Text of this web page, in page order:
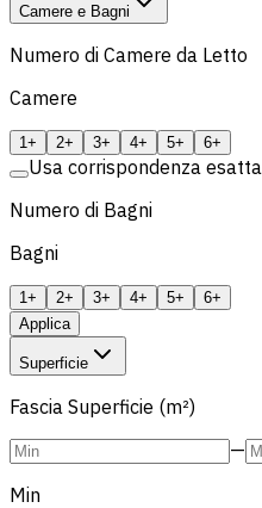
Camere e Bagni
Numero di Camere da Letto
Camere
1+ 2+ 3+ 4+ 5+ 6+
Usa corrispondenza esatta
Numero di Bagni
Bagni
1+ 2+ 3+ 4+ 5+
6+
Applica
Superficie
Fascia Superficie (m²)
—
Min